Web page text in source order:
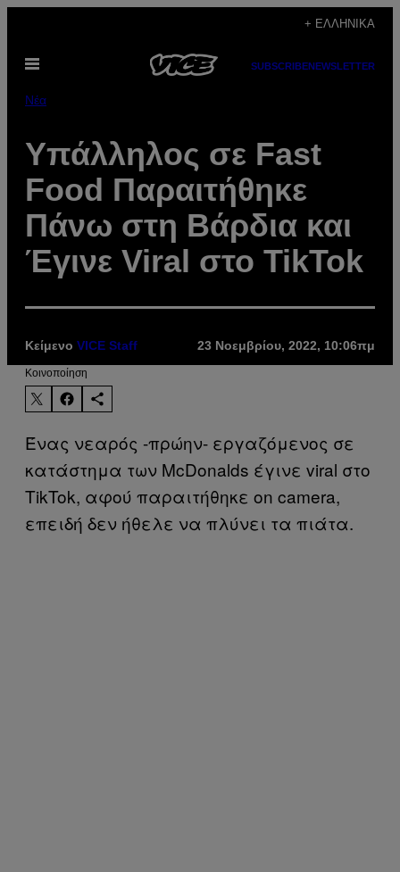
περιεχόμενο
+ ΕΛΛΗΝΙΚΆ
Ανοίξτε
SUBSCRIBENEWSLETTER
Νέα
Υπάλληλος σε Fast
Food Παραιτήθηκε
Πάνω στη Βάρδια και
Έγινε Viral στο TikTok
Κείμενο VICE Staff 23 Νοεμβρίου, 2022, 10:06πμ
Kοινοποίηση
Ένας νεαρός -πρώην- εργαζόμενος σε
κατάστημα των McDonalds έγινε viral στο
TikTok, αφού παραιτήθηκε on camera,
επειδή δεν ήθελε να πλύνει τα πιάτα.